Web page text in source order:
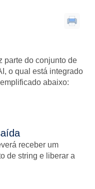
parte do conjunto de
o qual está integrado
abaixo:
receber um
de string e liberar a